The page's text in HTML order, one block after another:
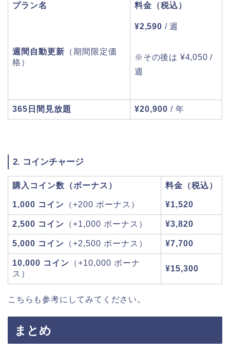
プラン名 料金（税込）
週間自動更新 （期間限定価
格）
¥2,590 / 週
※その後は ¥4,050 /
週
365日間見放題 ¥20,900 / 年
2. コインチャージ
購入コイン数（ボーナス） 料金（税込）
1,000 コイン （+200 ボーナス） ¥1,520
2,500 コイン （+1,000 ボーナス） ¥3,820
5,000 コイン （+2,500 ボーナス） ¥7,700
10,000 コイン （+10,000 ボーナ
ス）
¥15,300
こちらも参考にしてみてください。
まとめ